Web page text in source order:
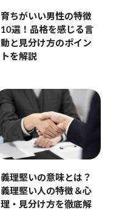
育ちがいい男性の特徴
10選！品格を感じる言
動と見分け方のポイン
トを解説
義理堅いの意味とは？
義理堅い人の特徴＆心
理・見分け方を徹底解